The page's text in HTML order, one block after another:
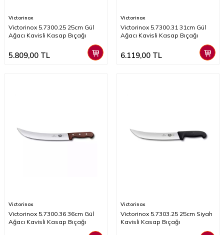
Victorinox
Victorinox 5.7300.25 25cm Gül
Ağacı Kavisli Kasap Bıçağı
5.809,00 TL
Victorinox
Victorinox 5.7300.31 31cm Gül
Ağacı Kavisli Kasap Bıçağı
6.119,00 TL
Victorinox
Victorinox 5.7300.36 36cm Gül
Ağacı Kavisli Kasap Bıçağı
Victorinox
Victorinox 5.7303.25 25cm Siyah
Kavisli Kasap Bıçağı